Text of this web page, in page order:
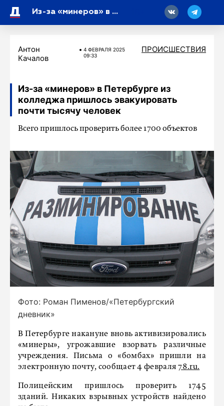
Из-за «минеров» в Петербурге из колледжа пришлось эвакуировать почти тысячу человек
Антон
Качалов
4 ФЕВРАЛЯ 2025
09:33
ПРОИСШЕСТВИЯ
Из-за «минеров» в Петербурге из
колледжа пришлось эвакуировать
почти тысячу человек
Всего пришлось проверить более 1700 объектов
Фото: Роман Пименов/«Петербургский
дневник»
В Петербурге накануне вновь активизировались
«минеры», угрожавшие взорвать различные
учреждения. Письма о «бомбах» пришли на
электронную почту, сообщает 4 февраля78.ru.
Полицейским пришлось проверить 1745
зданий. Никаких взрывных устройств найдено